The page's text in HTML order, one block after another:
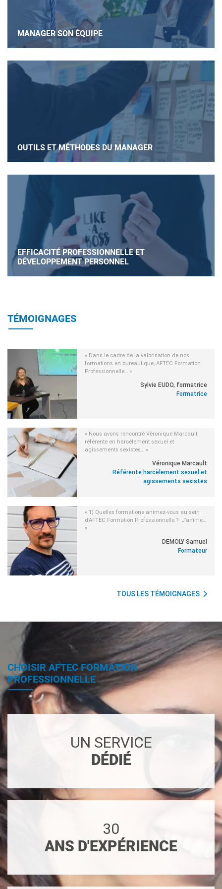
MANAGER SON ÉQUIPE
OUTILS ET MÉTHODES DU MANAGER
EFFICACITÉ PROFESSIONNELLE ET
DÉVELOPPEMENT PERSONNEL
TÉMOIGNAGES
« Dans le cadre de la valorisation de nos
formations en bureautique, AFTEC Formation
Professionnelle… »
Sylvie EUDO, formatrice
Formatrice
« Nous avons rencontré Véronique Marcault,
référente en harcèlement sexuel et
agissements sexistes… »
Véronique Marcault
Référente harcèlement sexuel et
agissements sexistes
« 1) Quelles formations animez-vous au sein
d’AFTEC Formation Professionnelle ? J’anime…
»
DEMOLY Samuel
Formateur
TOUS LES TÉMOIGNAGES
CHOISIR AFTEC FORMATION
PROFESSIONNELLE
UN SERVICE
DÉDIÉ
30
ANS D'EXPÉRIENCE